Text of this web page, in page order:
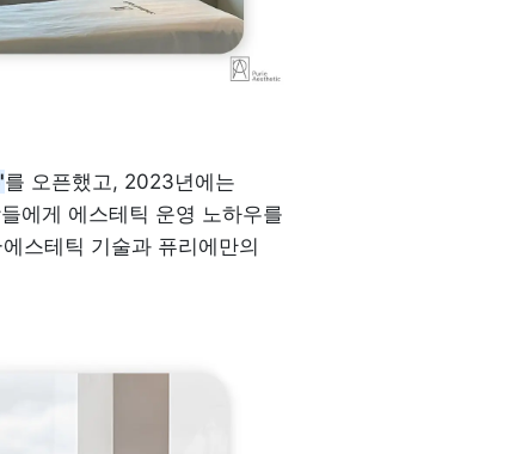
를 오픈했고, 2023년에는
에게 에스테틱 운영 노하우를
스테틱 기술과 퓨리에만의